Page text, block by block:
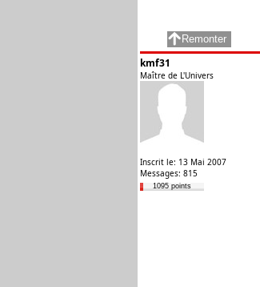
kmf31
Maître de L'Univers
Inscrit le: 13 Mai 2007
Messages: 815
1095 points